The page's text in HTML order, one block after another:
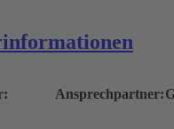
Ansprechpartner: